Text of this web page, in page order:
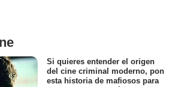
Si quieres entender el origen
del cine criminal moderno, pon
esta historia de mafiosos para